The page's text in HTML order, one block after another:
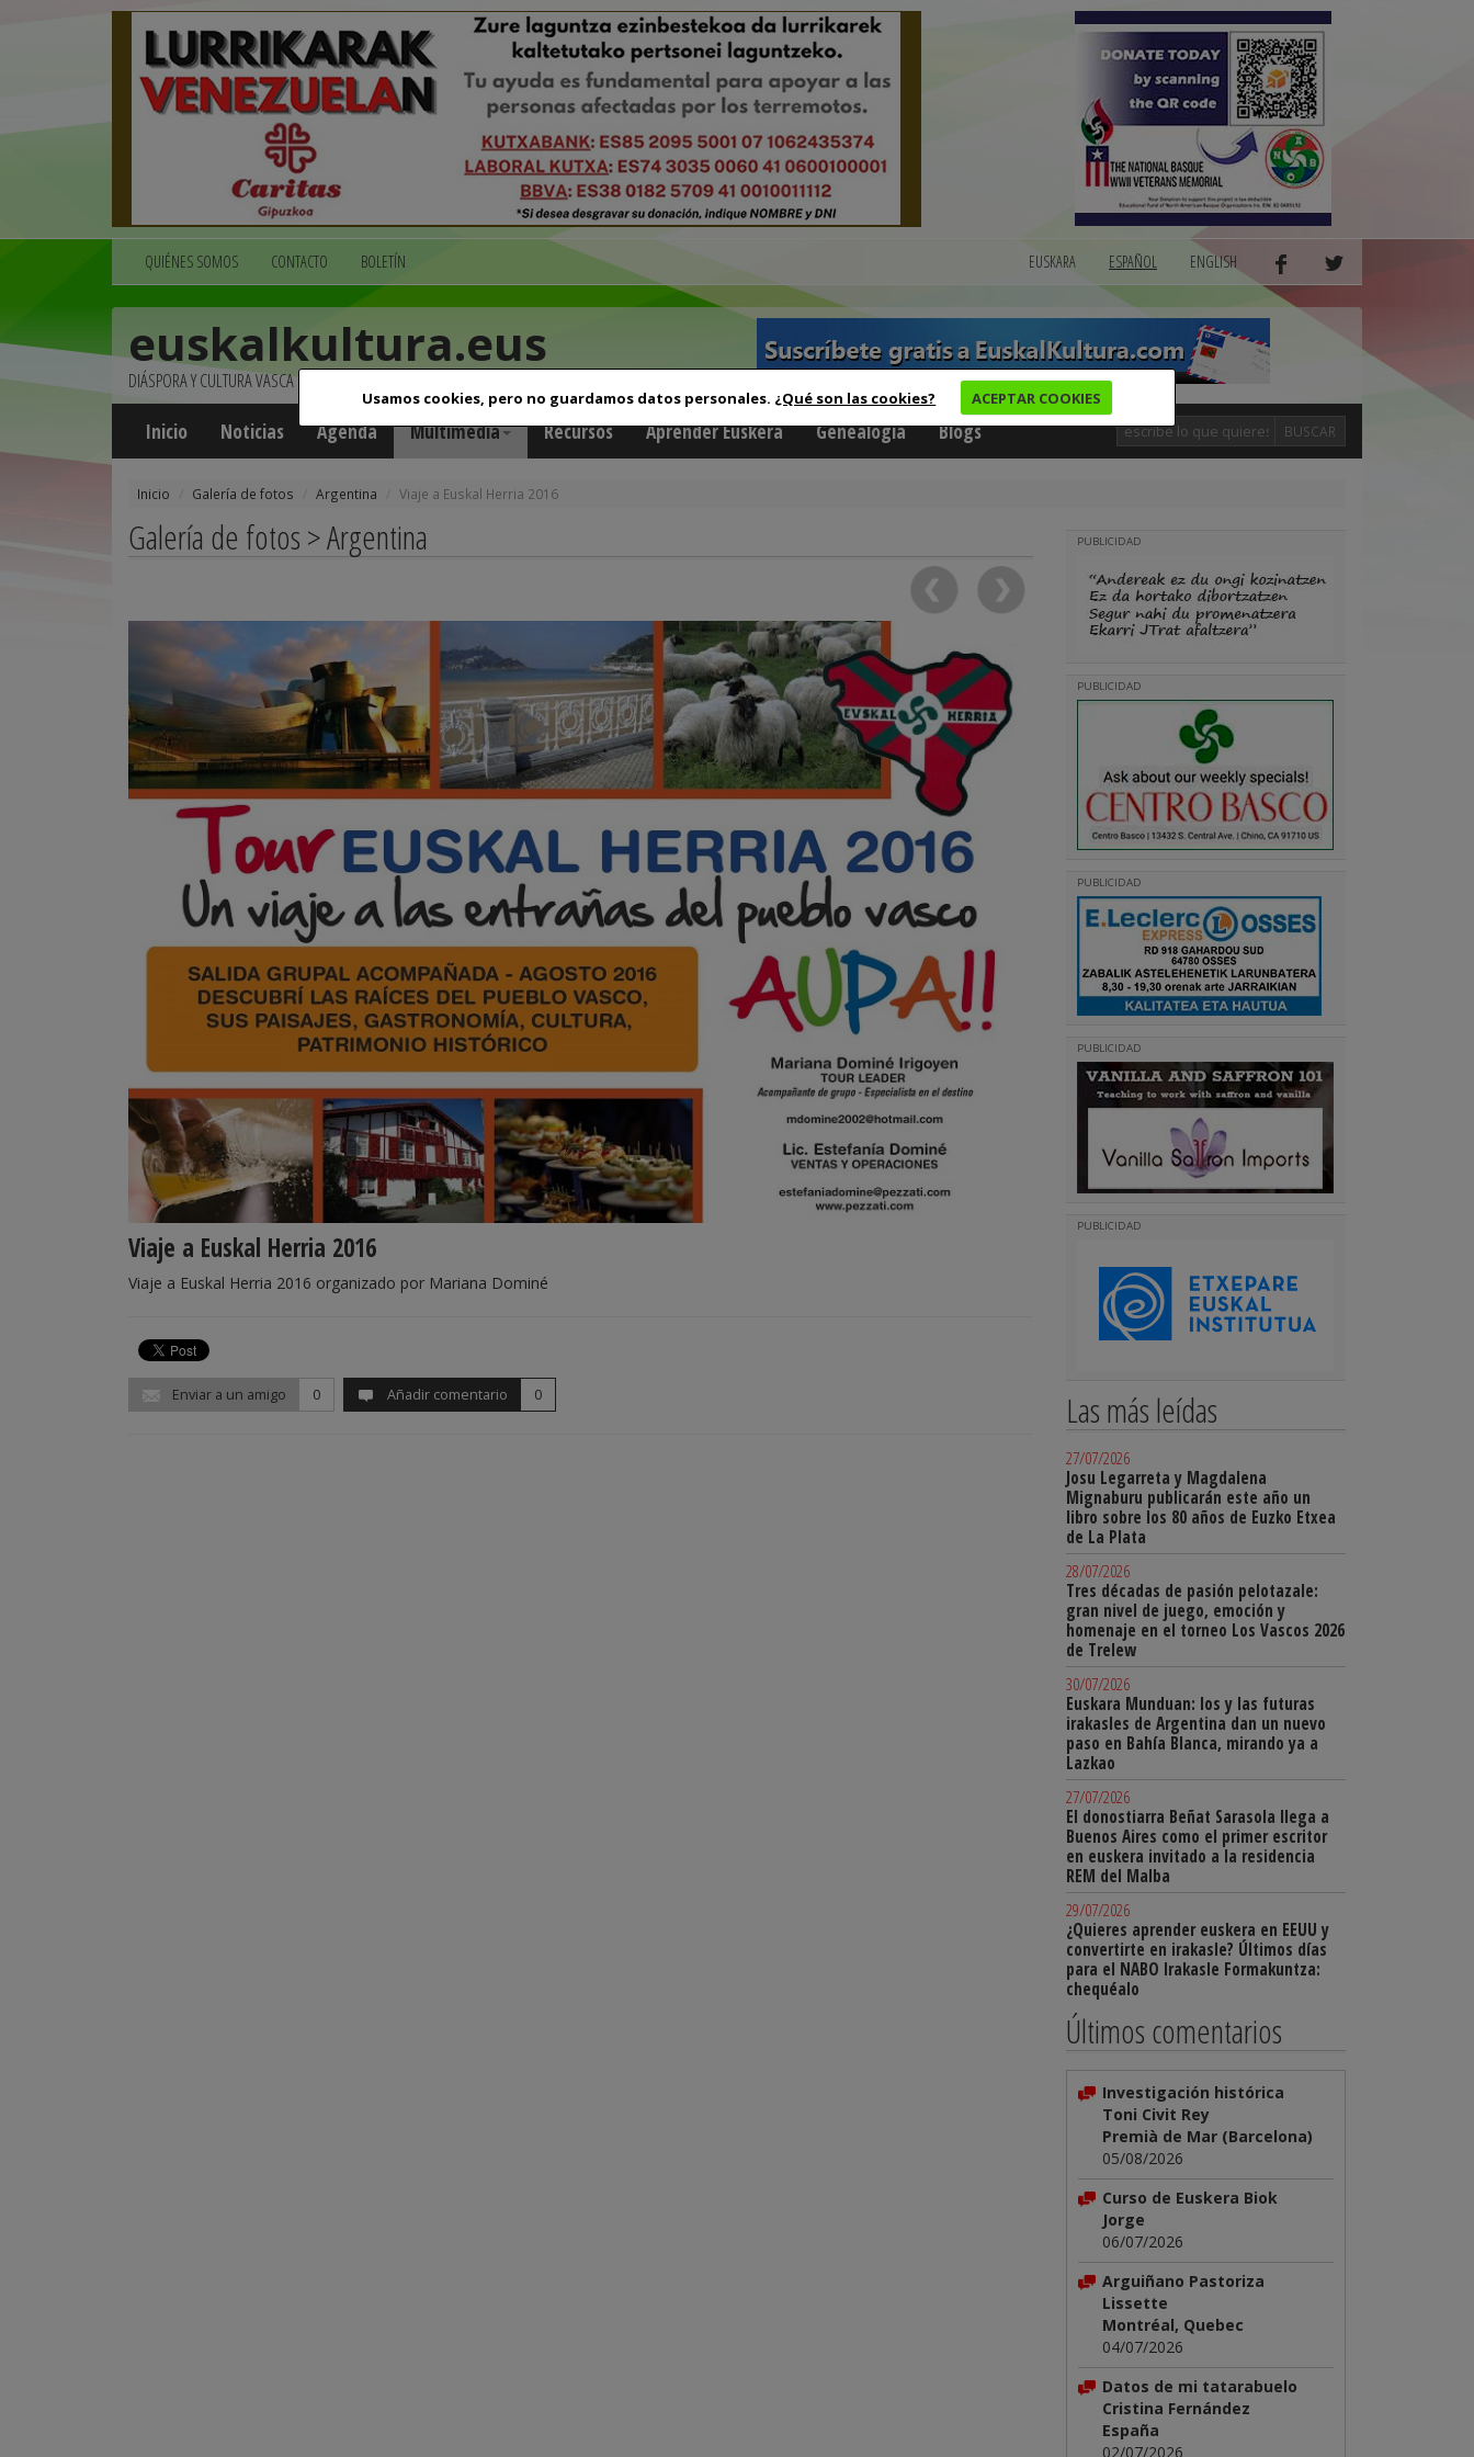
Usamos cookies, pero no guardamos datos personales. ¿Qué son las cookies? ACEPTAR COOKIES
QUIÉNES SOMOS CONTACTO BOLETÍN EUSKARA ESPAÑOL ENGLISH
euskalkultura.eus
DIÁSPORA Y CULTURA VASCA
Inicio Noticias Agenda Multimedia Recursos Aprender Euskera Genealogía Blogs BUSCAR
Inicio Galería de fotos Argentina Viaje a Euskal Herria 2016
Galería de fotos > Argentina
Viaje a Euskal Herria 2016
Viaje a Euskal Herria 2016 organizado por Mariana Dominé
Enviar a un amigo 0 Añadir comentario 0
PUBLICIDAD
PUBLICIDAD
PUBLICIDAD
PUBLICIDAD
PUBLICIDAD
Las más leídas
27/07/2026
Josu Legarreta y Magdalena
Mignaburu publicarán este año un
libro sobre los 80 años de Euzko Etxea
de La Plata
28/07/2026
Tres décadas de pasión pelotazale:
gran nivel de juego, emoción y
homenaje en el torneo Los Vascos 2026
de Trelew
30/07/2026
Euskara Munduan: los y las futuras
irakasles de Argentina dan un nuevo
paso en Bahía Blanca, mirando ya a
Lazkao
27/07/2026
El donostiarra Beñat Sarasola llega a
Buenos Aires como el primer escritor
en euskera invitado a la residencia
REM del Malba
29/07/2026
¿Quieres aprender euskera en EEUU y
convertirte en irakasle? Últimos días
para el NABO Irakasle Formakuntza:
chequéalo
Últimos comentarios
Investigación histórica
Toni Civit Rey
Premià de Mar (Barcelona)
05/08/2026
Curso de Euskera Biok
Jorge
06/07/2026
Arguiñano Pastoriza
Lissette
Montréal, Quebec
04/07/2026
Datos de mi tatarabuelo
Cristina Fernández
España
02/07/2026